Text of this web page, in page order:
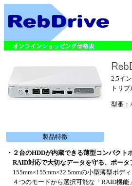
2.5イン
トリプ
型番：
製品特徴
・２台のHDDが内蔵できる薄型コンパクト
RAID対応で大切なデータを守る、ポータ
155mm×155mm×22.5mmの小型薄型ボデ
４つのモードから選択可能な「RAID機能